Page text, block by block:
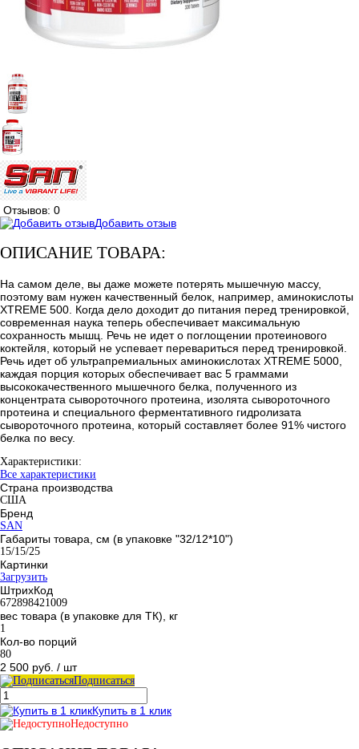
Отзывов: 0
Добавить отзыв
ОПИСАНИЕ ТОВАРА:
На самом деле, вы даже можете потерять мышечную массу,
поэтому вам нужен качественный белок, например, аминокислоты
XTREME 500. Когда дело доходит до питания перед тренировкой,
современная наука теперь обеспечивает максимальную
сохранность мышц. Речь не идет о поглощении протеинового
коктейля, который не успевает перевариться перед тренировкой.
Речь идет об ультрапремиальных аминокислотах XTREME 5000,
каждая порция которых обеспечивает вас 5 граммами
высококачественного мышечного белка, полученного из
концентрата сывороточного протеина, изолята сывороточного
протеина и специального ферментативного гидролизата
сывороточного протеина, который составляет более 91% чистого
белка по весу.
Характеристики:
Все характеристики
Страна производства
США
Бренд
SAN
Габариты товара, см (в упаковке "32/12*10")
15/15/25
Картинки
Загрузить
ШтрихКод
672898421009
вес товара (в упаковке для ТК), кг
1
Кол-во порций
80
2 500 руб. / шт
Подписаться
Купить в 1 клик
Недоступно